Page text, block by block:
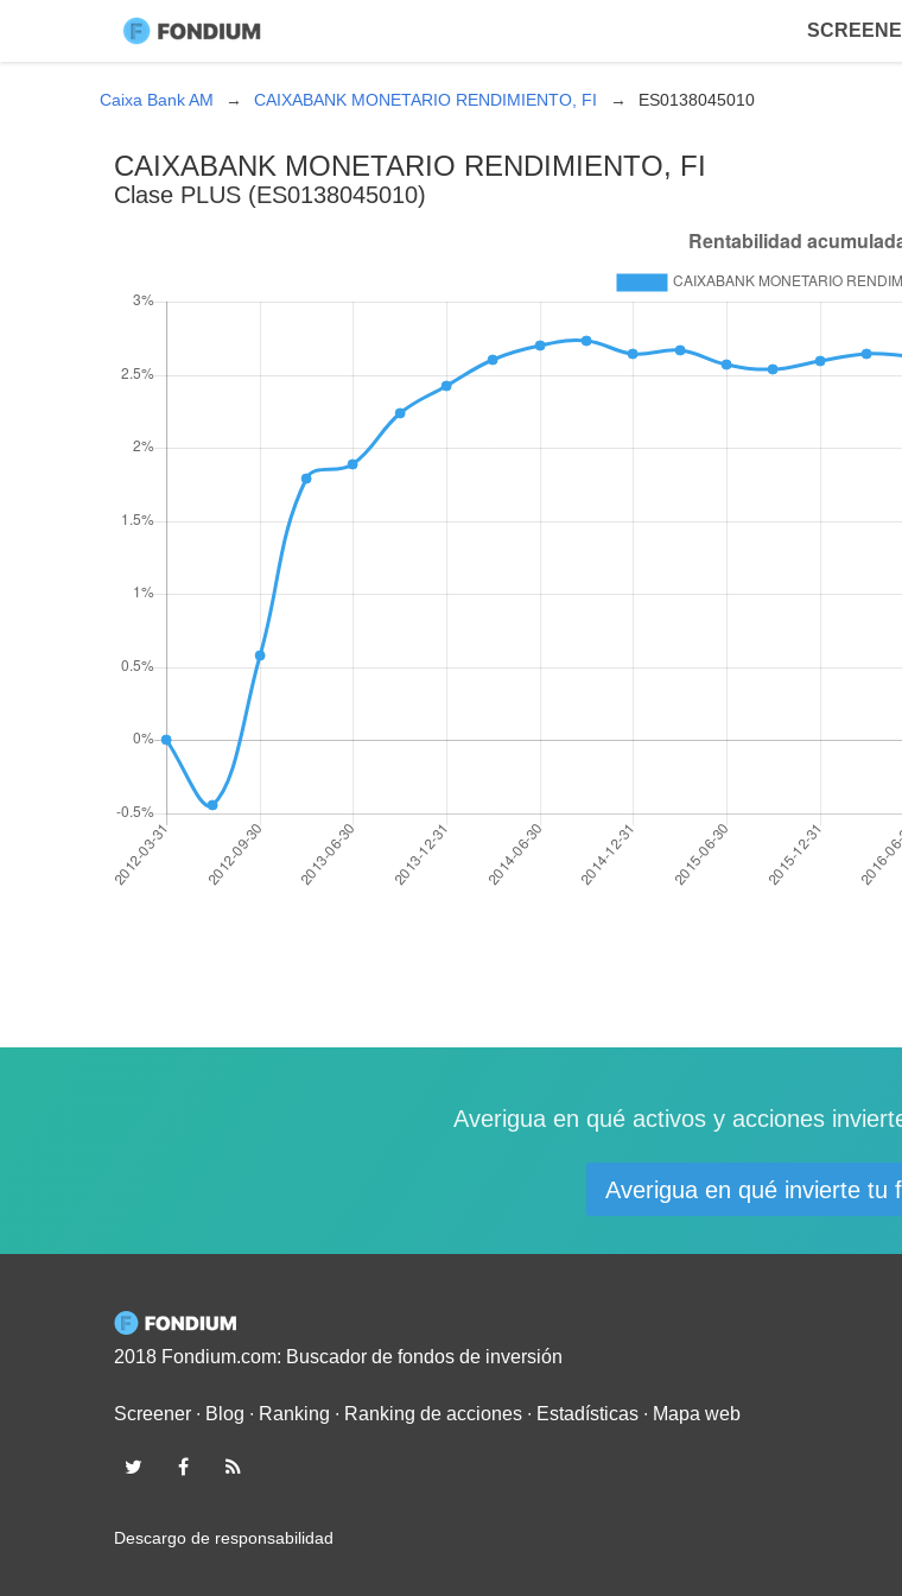
Caixa Bank AM CAIXABANK MONETARIO RENDIMIENTO, FI ES0138045010
CAIXABANK MONETARIO RENDIMIENTO, FI
Clase PLUS (ES0138045010)
Averigua en qué activos y acciones
Averigua en qué invierte tu
2018 Fondium.com: Buscador de fondos de inversión
Screener ∙ Blog ∙ Ranking ∙ Ranking de acciones ∙ Estadísticas ∙ Mapa web
Descargo de responsabilidad